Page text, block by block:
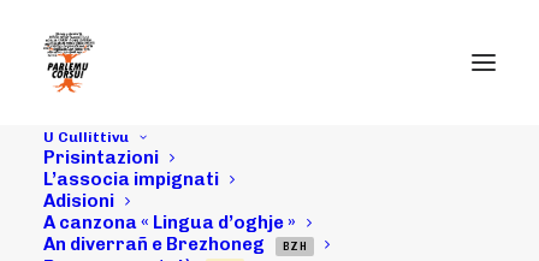
U Cullittivu
Prisintazioni
L’associa impignati
Adisioni
A canzona « Lingua d’oghje »
An diverrañ e Brezhoneg
BZH